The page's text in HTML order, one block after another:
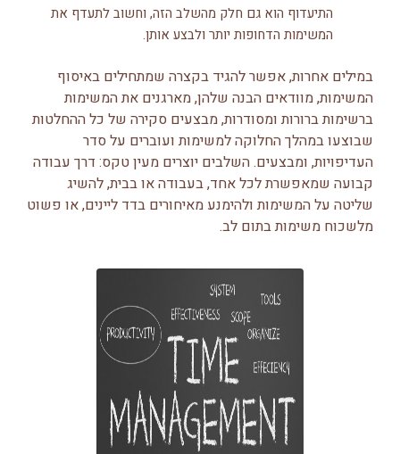
התיעדוף הוא גם חלק מהשלב הזה, וחשוב לתעדף את
המשימות הדחופות יותר ולבצע אותן.
במילים אחרות, אפשר להגיד בקצרה שמתחילים באיסוף
המשימות, מוודאים הבנה שלהן, מארגנים את המשימות
ברשימות ברורות ומסודרות, מבצעים סקירה של כל ההחלטות
שבוצעו במהלך החלוקה למשימות ועוברים על סדר
העדיפויות, ומבצעים. השלבים יוצרים מעין טקס: דרך עבודה
קבועה שמאפשרת לכל אחד, בעבודה או בבית, להשיג
שליטה על המשימות ולהימנע מאיחורים בדד ליינים, או פשוט
מלשכוח משימות בתום לב.